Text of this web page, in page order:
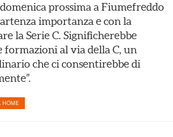
prossima a Fiumefreddo
importanza e con la
la Serie C. Significherebbe
al via della C, un
che ci consentirebbe di
HOME